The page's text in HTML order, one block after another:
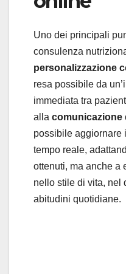
Uno dei principali
consulenza
personalizzazione
resa possibile da
immediata tra
alla comunicazione
possibile aggiornare
tempo reale,
ottenuti, ma anche a
nello stile di vita, nel
abitudini quotidiane.